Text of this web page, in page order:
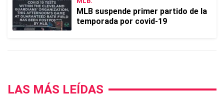
MLB suspende primer partido de la
temporada por covid-19
LAS MÁS LEÍDAS